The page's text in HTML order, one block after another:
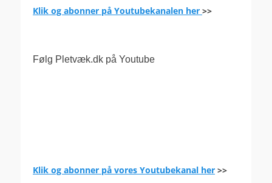
Klik og abonner på Youtubekanalen her >>
Følg Pletvæk.dk på Youtube
Klik og abonner på vores Youtubekanal her >>